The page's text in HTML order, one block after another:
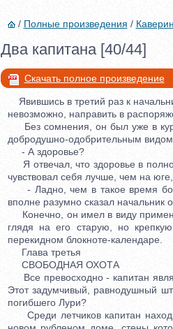
/ Полные произведения /
Два капитана [40/44]
Скачать полное произведение
Явившись в третий раз к
невозможно, направить в
Без сомнения, он был уже в
добродушно-одобрительным
- А здоровье?
Я отвечал, что здоровье в
чувствовал себя лучше, чем на
- Ладно, чем в такое время
вполне разумно сказал начальник
Конечно, он имел в виду
глядя на его старую, но
перекидном блокноте-календаре.
Глава третья
СВОБОДНАЯ ОХОТА
Все превосходно - капитан
Этот задумчивый, равнодушный
погибшего Лури?
Среди летчиков капитан